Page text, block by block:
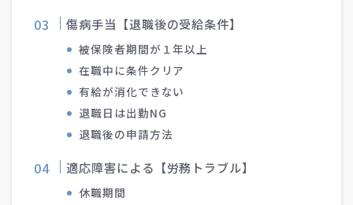
傷病手当【退職後の受給条件】
被保険者期間が１年以上
在職中に条件クリア
有給が消化できない
退職日は出勤NG
退職後の申請方法
適応障害による【労務トラブル】
休職期間